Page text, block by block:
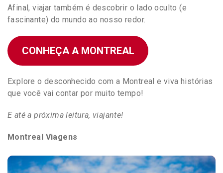
Afinal, viajar também é descobrir o lado oculto (e
fascinante) do mundo ao nosso redor.
CONHEÇA A MONTREAL
Explore o desconhecido com a Montreal e viva histórias
que você vai contar por muito tempo!
E até a próxima leitura, viajante!
Montreal Viagens